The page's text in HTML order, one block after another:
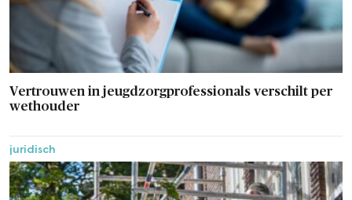
Vertrouwen in jeugdzorgprofessionals verschilt per
wethouder
juridisch